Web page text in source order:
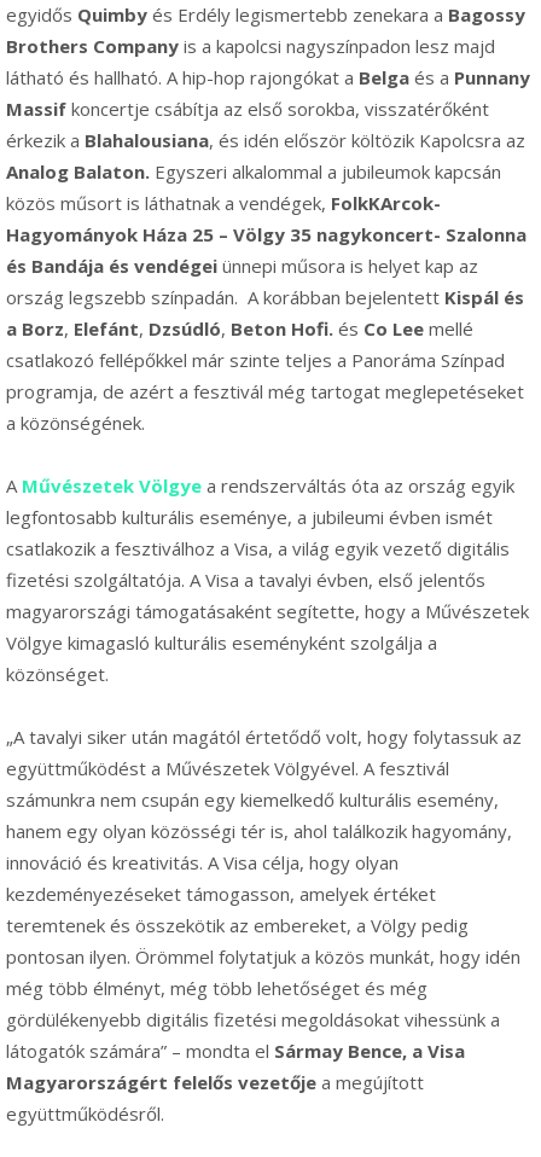
egyidős Quimby és Erdély legismertebb zenekara a Bagossy
Brothers Company is a kapolcsi nagyszínpadon lesz majd
látható és hallható. A hip-hop rajongókat a Belga és a Punnany
Massif koncertje csábítja az első sorokba, visszatérőként
érkezik a Blahalousiana, és idén először költözik Kapolcsra az
Analog Balaton. Egyszeri alkalommal a jubileumok kapcsán
közös műsort is láthatnak a vendégek, FolkKArcok-
Hagyományok Háza 25 – Völgy 35 nagykoncert- Szalonna
és Bandája és vendégei ünnepi műsora is helyet kap az
ország legszebb színpadán. A korábban bejelentett Kispál és
a Borz, Elefánt, Dzsúdló, Beton Hofi. és Co Lee mellé
csatlakozó fellépőkkel már szinte teljes a Panoráma Színpad
programja, de azért a fesztivál még tartogat meglepetéseket
a közönségének.
A Művészetek Völgye a rendszerváltás óta az ország egyik
legfontosabb kulturális eseménye, a jubileumi évben ismét
csatlakozik a fesztiválhoz a Visa, a világ egyik vezető digitális
fizetési szolgáltatója. A Visa a tavalyi évben, első jelentős
magyarországi támogatásaként segítette, hogy a Művészetek
Völgye kimagasló kulturális eseményként szolgálja a
közönséget.
„A tavalyi siker után magától értetődő volt, hogy folytassuk az
együttműködést a Művészetek Völgyével. A fesztivál
számunkra nem csupán egy kiemelkedő kulturális esemény,
hanem egy olyan közösségi tér is, ahol találkozik hagyomány,
innováció és kreativitás. A Visa célja, hogy olyan
kezdeményezéseket támogasson, amelyek értéket
teremtenek és összekötik az embereket, a Völgy pedig
pontosan ilyen. Örömmel folytatjuk a közös munkát, hogy idén
még több élményt, még több lehetőséget és még
gördülékenyebb digitális fizetési megoldásokat vihessünk a
látogatók számára” – mondta el Sármay Bence, a Visa
Magyarországért felelős vezetője a megújított
együttműködésről.